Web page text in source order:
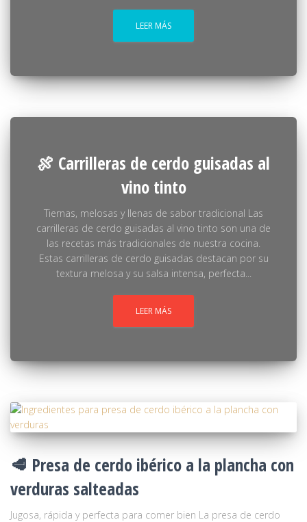
LEER MÁS
🍖 Carrilleras de cerdo guisadas al
vino tinto
Tiernas, melosas y llenas de sabor tradicional Las
carrilleras de cerdo guisadas al vino tinto son una de
las recetas más tradicionales de nuestra cocina.
Estas carrilleras de cerdo guisadas destacan por su
textura melosa y su salsa intensa, perfecta...
LEER MÁS
🥩 Presa de cerdo ibérico a la plancha con
verduras salteadas
Jugosa, rápida y perfecta para comer bien La presa de cerdo